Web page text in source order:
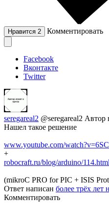
Нравится 2 Комментировать
Facebook
Вконтакте
Twitter
seregareal2 @seregareal2 Автор
Нашел такое решение
www.youtube.com/
+
robocraft.ru/blog/arduino/114.html
(mikroC PRO for PIC + ISIS
Ответ написан более трёх лет
Комментировать